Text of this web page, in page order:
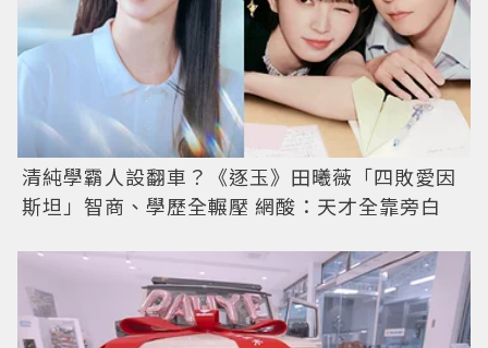
清純學霸人設翻車？《逐玉》田曦薇「四敗愛因
斯坦」智商、學歷全輾壓 網酸：天才全靠旁白